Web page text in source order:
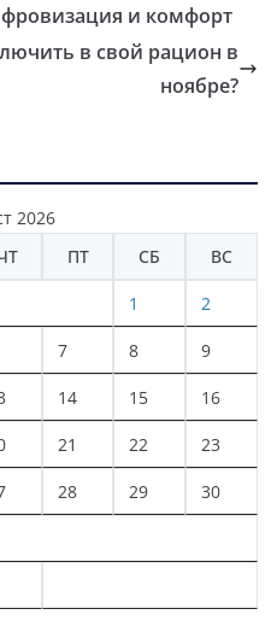
и комфорт
в свой рацион в
ноябре?
2026
ПТ СБ ВС
1 2
7 8 9
14 15 16
21 22 23
28 29 30